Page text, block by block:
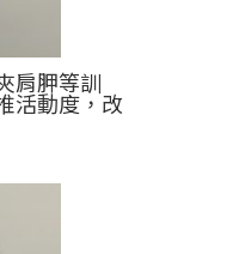
肩胛等訓
活動度，改